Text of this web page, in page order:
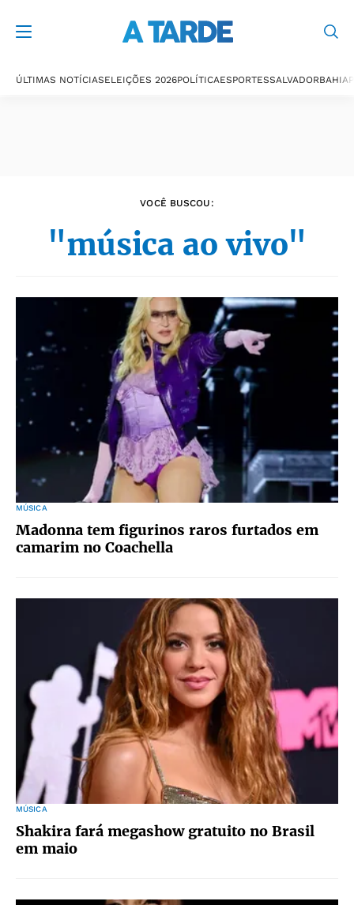
ÚLTIMAS NOTÍCIASELEIÇÕES 2026POLÍTICAESPORTESSALVADORBAHIA
VOCÊ BUSCOU:
"música ao vivo"
MÚSICA
Madonna tem figurinos raros furtados em
camarim no Coachella
MÚSICA
Shakira fará megashow gratuito no Brasil
em maio